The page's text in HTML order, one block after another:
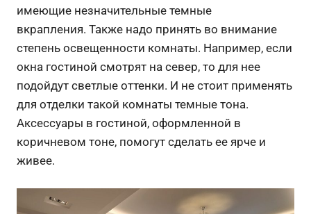
имеющие незначительные темные
вкрапления. Также надо принять во внимание
степень освещенности комнаты. Например, если
окна гостиной смотрят на север, то для нее
подойдут светлые оттенки. И не стоит применять
для отделки такой комнаты темные тона.
Аксессуары в гостиной, оформленной в
коричневом тоне, помогут сделать ее ярче и
живее.